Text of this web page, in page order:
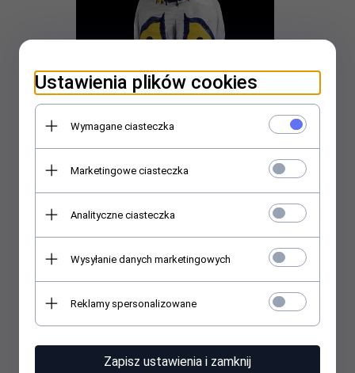
249,00
Ustawienia plików cookies
Wymagane ciasteczka
Marketingowe ciasteczka
Analityczne ciasteczka
Wysyłanie danych marketingowych
Reklamy spersonalizowane
Zapisz ustawienia i zamknij